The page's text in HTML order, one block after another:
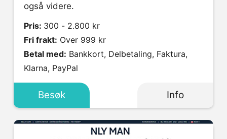
også videre.
Pris: 300 - 2.800 kr
Fri frakt: Over 999 kr
Betal med:
Klarna, PayPal
Besøk Info